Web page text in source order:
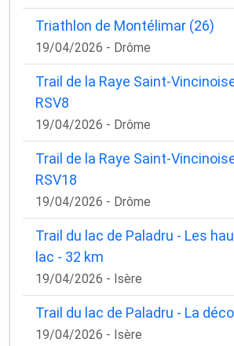
Triathlon de Montélimar (26)
19/04/2026 - Drôme
Trail de la Raye Saint-
RSV8
19/04/2026 - Drôme
Trail de la Raye Saint-
RSV18
19/04/2026 - Drôme
Trail du lac de Paladru - Les
lac - 32 km
19/04/2026 - Isère
Trail du lac de Paladru - La
19/04/2026 - Isère